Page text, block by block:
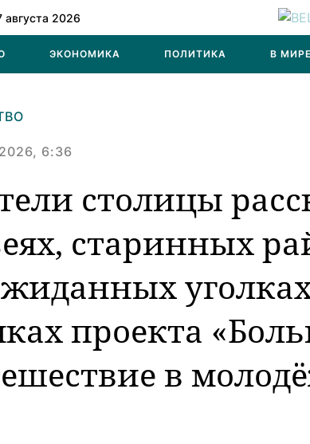
августа 2026
ЭКОНОМИКА ПОЛИТИКА В МИРЕ
6:36
столицы
старинных
проекта
в